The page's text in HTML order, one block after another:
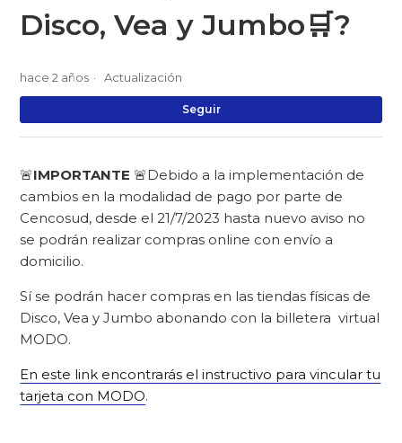
Disco, Vea y Jumbo🛒?
hace 2 años Actualización
Seguir
🚨IMPORTANTE 🚨Debido a la implementación de
cambios en la modalidad de pago por parte de
Cencosud, desde el 21/7/2023 hasta nuevo aviso no
se podrán realizar compras online con envío a
domicilio.
Sí se podrán hacer compras en las tiendas físicas de
Disco, Vea y Jumbo abonando con la billetera virtual
MODO.
En este link encontrarás el instructivo para vincular tu
tarjeta con MODO.